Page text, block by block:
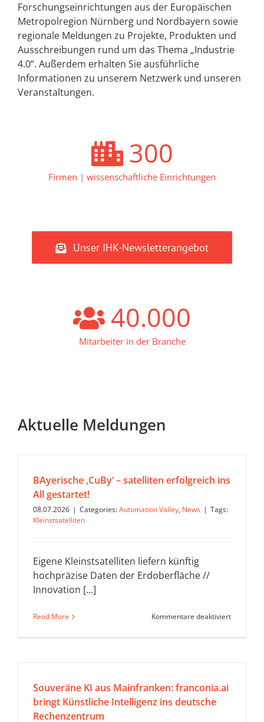
Forschungseinrichtungen aus der Europäischen
Metropolregion Nürnberg und Nordbayern sowie
regionale Meldungen zu Projekte, Produkten und
Ausschreibungen rund um das Thema „Industrie
4.0“. Außerdem erhalten Sie ausführliche
Informationen zu unserem Netzwerk und unseren
Veranstaltungen.
300
Firmen | wissenschaftliche Einrichtungen
Unser IHK-Newsletterangebot
40.000
Mitarbeiter in der Branche
Aktuelle Meldungen
BAyerische ‚CuBy‘ – satelliten erfolgreich ins
All gestartet!
08.07.2026 | Categories:Automation Valley, News | Tags:
Kleinstsatelliten
Eigene Kleinstsatelliten liefern künftig
hochpräzise Daten der Erdoberfläche //
Innovation [...]
Read More Kommentare deaktiviertfür
Souveräne KI aus Mainfranken: franconia.ai
bringt Künstliche Intelligenz ins deutsche
Rechenzentrum